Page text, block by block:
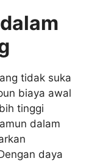
tidak suka
biaya awal
tinggi
dalam
daya